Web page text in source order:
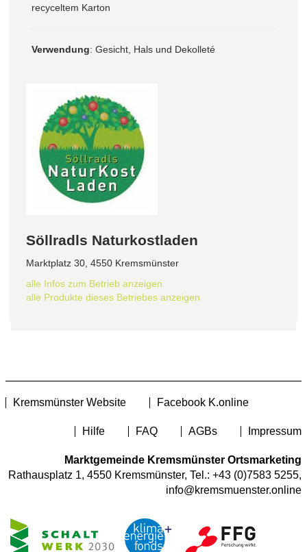
recyceltem Karton
Verwendung: Gesicht, Hals und Dekolleté
Söllradls Naturkostladen
Marktplatz 30, 4550 Kremsmünster
alle Infos zum Betrieb anzeigen
alle Produkte dieses Betriebes anzeigen
Kremsmünster Website Facebook K.online
Hilfe FAQ AGBs Impressum
Marktgemeinde Kremsmünster Ortsmarketing
Rathausplatz 1, 4550 Kremsmünster, Tel.: +43 (0)7583 5255,
info@kremsmuenster.online